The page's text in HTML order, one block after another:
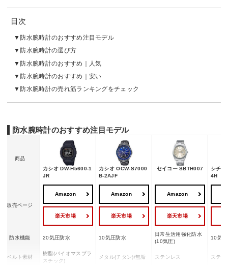
目次
防水腕時計のおすすめ注目モデル
防水腕時計の選び方
防水腕時計のおすすめ｜人気
防水腕時計のおすすめ｜安い
防水腕時計の売れ筋ランキングをチェック
防水腕時計のおすすめ注目モデル
商品
カシオ DW-H5600-1
JR
カシオ OCW-S7000
B-2AJF
セイコー SBTH007
シチ
4H
販売ページ
Amazon
楽天市場
Amazon
楽天市場
Amazon
楽天市場
防水機能 20気圧防水 10気圧防水
日常生活用強化防水
(10気圧)
10気
ベルト素材
樹脂(バイオマスプラ
スチック)
メタル(チタン)/無垢 ステンレス ステン